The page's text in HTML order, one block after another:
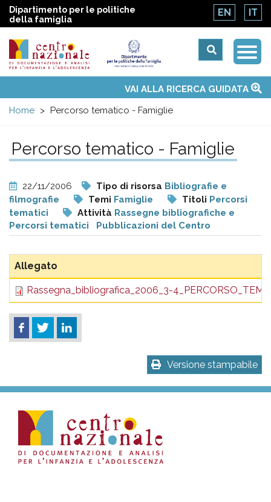
Dipartimento per le politiche
della famiglia
EN IT
Centro
nazionale
di
Documentazione
e
analisi
pr
l'infanzia
e
l'adolescenza
menu
Temi
Attività
Convenzione ONUVAI ALLA RICERCA GUIDATA
Home
Percorso tematico - Famiglie
Percorso tematico - Famiglie
22/11/2006 Tipo di risorsa Bibliografie e
filmografie
Temi Famiglie Titoli Percorsi
tematici
Attività Rassegne bibliografiche e
Percorsi tematici
Pubblicazioni del Centro
Allegato
Rassegna_bibliografica_2006_3-
Versione stampabile